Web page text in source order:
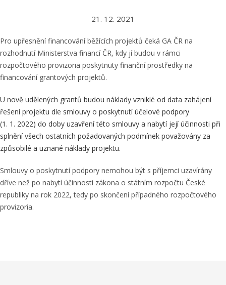
21. 12. 2021
Pro upřesnění financování běžících projektů čeká GA ČR na
rozhodnutí Ministerstva financí ČR, kdy jí budou v rámci
rozpočtového provizoria poskytnuty finanční prostředky na
financování grantových projektů.
U nově udělených grantů budou náklady vzniklé od data zahájení
řešení projektu dle smlouvy o poskytnutí účelové podpory
(1. 1. 2022) do doby uzavření této smlouvy a nabytí její účinnosti při
splnění všech ostatních požadovaných podmínek považovány za
způsobilé a uznané náklady projektu.
Smlouvy o poskytnutí podpory nemohou být s příjemci uzavírány
dříve než po nabytí účinnosti zákona o státním rozpočtu České
republiky na rok 2022, tedy po skončení případného rozpočtového
provizoria.